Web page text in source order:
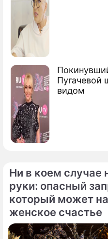
Пугачевой
видом
Ни в коем случае
руки: опасный
который может
женское счастье